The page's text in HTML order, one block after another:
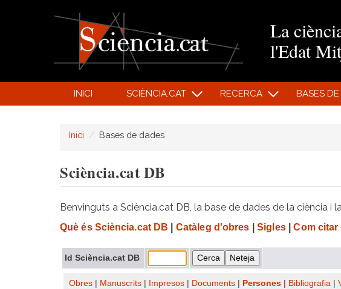
La
l'Edat
INICI SCIÈNCIA.CAT RECERCA BASES
Inici Bases de dades
Sciència.cat DB
Benvinguts a Sciència.cat DB, la base de dades de la ciència i
Què és Sciència.cat DB Catàleg d'obres Sigles| Com citar
Id Sciència.cat DB
Obres Manuscrits Impresos Documents Persones Bibliografia